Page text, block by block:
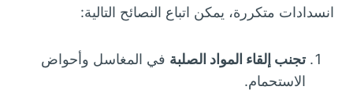
انسدادات متكررة، يمكن اتباع النصائح التالية:
تجنب إلقاء المواد الصلبة في المغاسل وأحواض
الاستحمام.